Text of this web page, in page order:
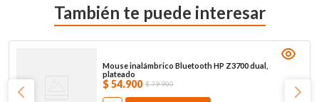
También te puede interesar
Mouse inalámbrico Bluetooth HP Z3700 dual,
plateado
$ 54.900 $79.900